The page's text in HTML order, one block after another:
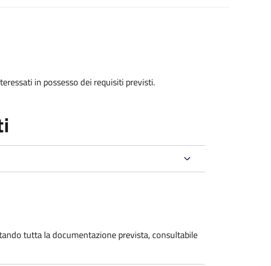
in possesso dei requisiti previsti.
tutta la documentazione prevista, consultabile